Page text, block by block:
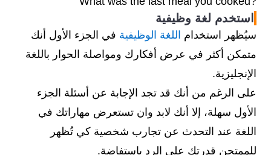
استخدم لغة وظيفية
سيُظهر استخدام اللغة الوظيفية في الجزء الأول أنك
متمكن أكثر في عرض أفكارك ومواصلة الحوار باللغة
الإنجليزية.
على الرغم من أنك قد تجد الإجابة عن أسئلة الجزء
الأول سهلة، إلا أنك لابد وان تستعرض مهاراتك في
اللغة عند التحدث عن تجارب شخصية كي تُظهر
للممتحن قدرتك على الرد باستفاضة.